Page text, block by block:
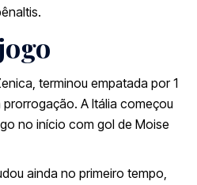
terminou empatada por 1
A Itália começou
no início com gol de Moise
ainda no primeiro tempo,